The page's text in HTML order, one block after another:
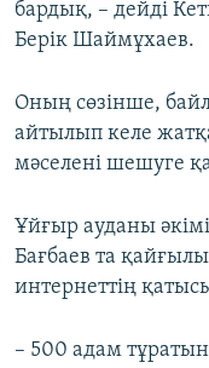
бардық, – дейді
Берік Шаймұхаев.
Оның сөзінше,
айтылып келе
мәселені шешуге
Ұйғыр ауданы
Бағбаев та
интернеттің
– 500 адам